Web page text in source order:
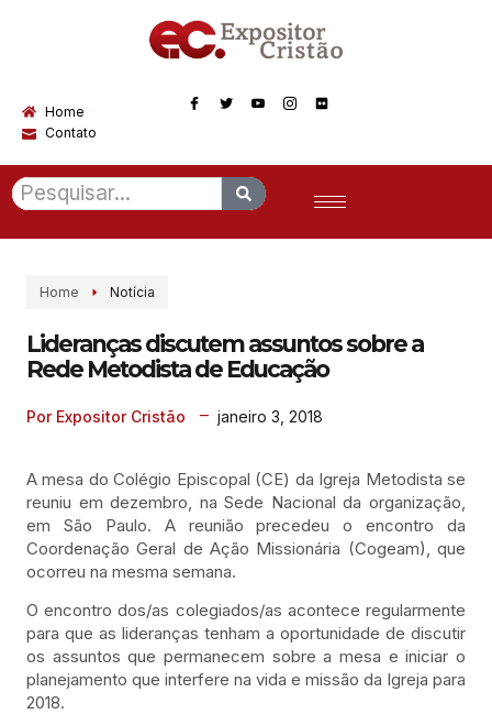
Home
Contato
Home Notícia
Lideranças discutem assuntos sobre a
Rede Metodista de Educação
Por Expositor Cristão janeiro 3, 2018
A mesa do Colégio Episcopal (CE) da Igreja Metodista se
reuniu em dezembro, na Sede Nacional da organização,
em São Paulo. A reunião precedeu o encontro da
Coordenação Geral de Ação Missionária (Cogeam), que
ocorreu na mesma semana.
O encontro dos/as colegiados/as acontece regularmente
para que as lideranças tenham a oportunidade de discutir
os assuntos que permanecem sobre a mesa e iniciar o
planejamento que interfere na vida e missão da Igreja para
2018.